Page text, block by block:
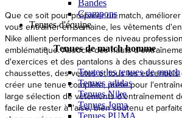
Bandes
Crampons
Tenues d'équipe
Tenues de match homme
Toutes les tenues de match
Tenues adidas
Tenues Nike
Tenues Joma
Que ce soit pour préparer un match,
vous entraîner en semaine, les vêtements
Nike allient performances de niveau
emblématique. Associe des hauts
d'exercices et des pantalons à des
chaussettes, des vestes et tous les
créer une tenue complète, prête pour
large sélection de vêtements d'entraînement
facile de rester à l'aise, bien soutenu et